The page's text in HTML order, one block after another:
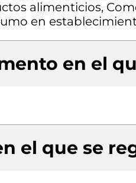
alimenticios,
en
en el
el que se